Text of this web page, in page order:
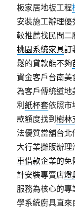
板家居地板工程
安裝施工辦理
較推薦找民間二
桃園系統家具訂
鬆的貸款能不夠
資金客戶台南美
為客戶傳統道
利紙杯套依照市
款額度找到樹林
法優質當舖台北
大行業攤販辦
車借款企業的免
計安裝專賣店燈
服務為核心的專
學系統廚具直